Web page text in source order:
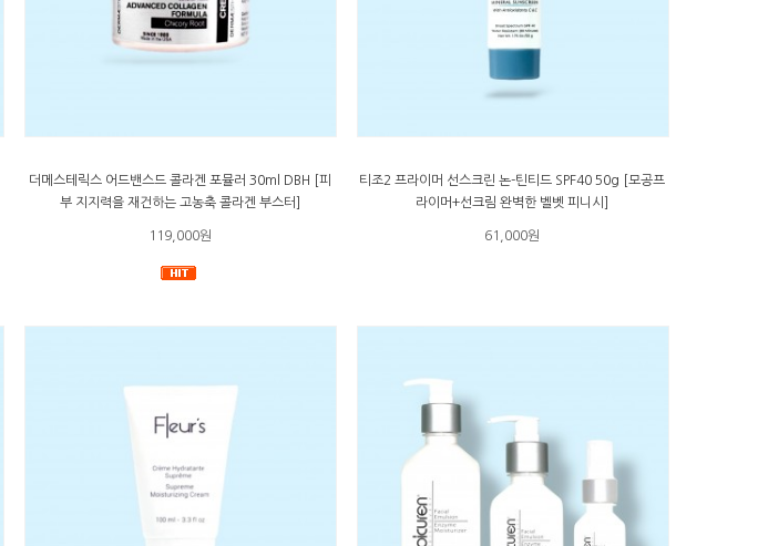
더메스테릭스 어드밴스드 콜라겐 포뮬러 30ml DBH [피
부 지지력을 재건하는 고농축 콜라겐 부스터]
119,000원
티조2 프라이머 선스크린 논-틴티드 SPF40 50g [모공프
라이머+선크림 완벽한 벨벳 피니시]
61,000원